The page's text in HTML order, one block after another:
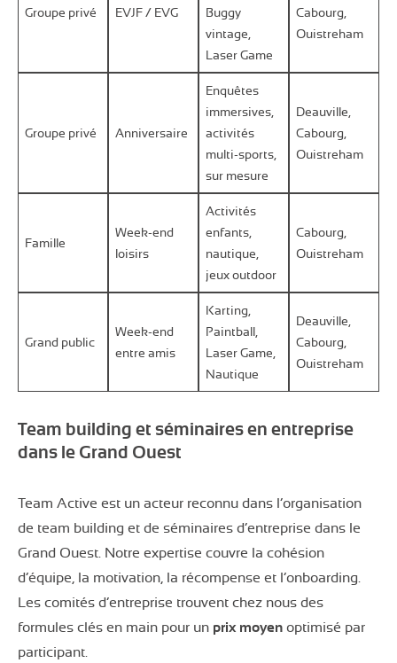
Groupe privé EVJF / EVG
Buggy
vintage,
Laser Game
Cabourg,
Ouistreham
Groupe privé Anniversaire
Enquêtes
immersives,
activités
multi-sports,
sur mesure
Deauville,
Cabourg,
Ouistreham
Famille
Week-end
loisirs
Activités
enfants,
nautique,
jeux outdoor
Cabourg,
Ouistreham
Grand public
Week-end
entre amis
Karting,
Paintball,
Laser Game,
Nautique
Deauville,
Cabourg,
Ouistreham
Team building et séminaires en entreprise
dans le Grand Ouest
Team Active est un acteur reconnu dans l’organisation
de team building et de séminaires d’entreprise dans le
Grand Ouest. Notre expertise couvre la cohésion
d’équipe, la motivation, la récompense et l’onboarding.
Les comités d’entreprise trouvent chez nous des
formules clés en main pour un prix moyen optimisé par
participant.